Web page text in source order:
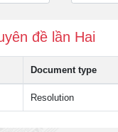
đề lần Hai
Document type
Resolution